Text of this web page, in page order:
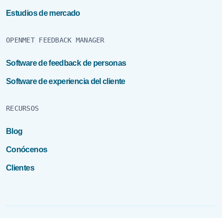
Estudios de mercado
OPENMET FEEDBACK MANAGER
Software de feedback de personas
Software de experiencia del cliente
RECURSOS
Blog
Conócenos
Clientes